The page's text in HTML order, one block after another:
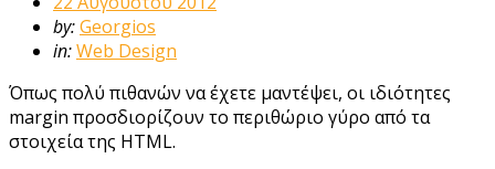
by:Georgios
in:Web Design
Όπως πολύ πιθανών να έχετε μαντέψει, οι ιδιότητες
margin προσδιορίζουν το περιθώριο γύρο από τα
στοιχεία της HTML.